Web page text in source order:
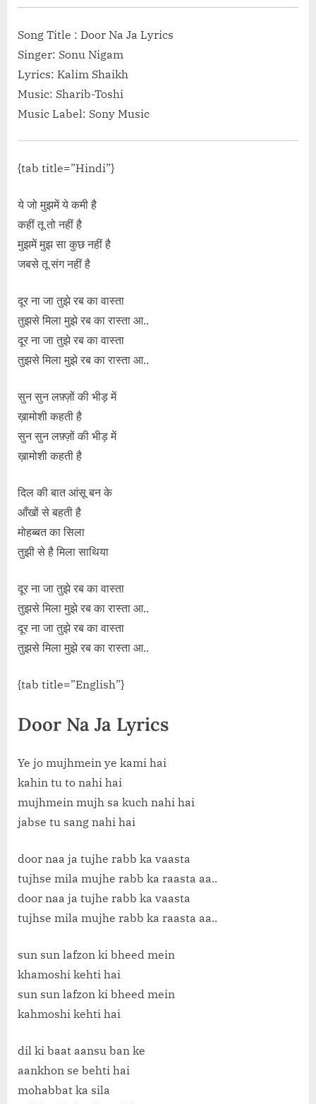
Song Title : Door Na Ja Lyrics
Singer: Sonu Nigam
Lyrics: Kalim Shaikh
Music: Sharib-Toshi
Music Label: Sony Music
{tab title=”Hindi”}
ये जो मुझमें ये कमी है
कहीं तू तो नहीं है
मुझमें मुझ सा कुछ नहीं है
जबसे तू संग नहीं है
दूर ना जा तुझे रब का वास्ता
तुझसे मिला मुझे रब का रास्ता आ..
दूर ना जा तुझे रब का वास्ता
तुझसे मिला मुझे रब का रास्ता आ..
सुन सुन लफ़्ज़ों की भीड़ में
ख़ामोशी कहती है
सुन सुन लफ़्ज़ों की भीड़ में
ख़ामोशी कहती है
दिल की बात आंसू बन के
आँखों से बहती है
मोहब्बत का सिला
तुझी से है मिला साथिया
दूर ना जा तुझे रब का वास्ता
तुझसे मिला मुझे रब का रास्ता आ..
दूर ना जा तुझे रब का वास्ता
तुझसे मिला मुझे रब का रास्ता आ..
{tab title=”English”}
Door Na Ja Lyrics
Ye jo mujhmein ye kami hai
kahin tu to nahi hai
mujhmein mujh sa kuch nahi hai
jabse tu sang nahi hai
door naa ja tujhe rabb ka vaasta
tujhse mila mujhe rabb ka raasta aa..
door naa ja tujhe rabb ka vaasta
tujhse mila mujhe rabb ka raasta aa..
sun sun lafzon ki bheed mein
khamoshi kehti hai
sun sun lafzon ki bheed mein
kahmoshi kehti hai
dil ki baat aansu ban ke
aankhon se behti hai
mohabbat ka sila